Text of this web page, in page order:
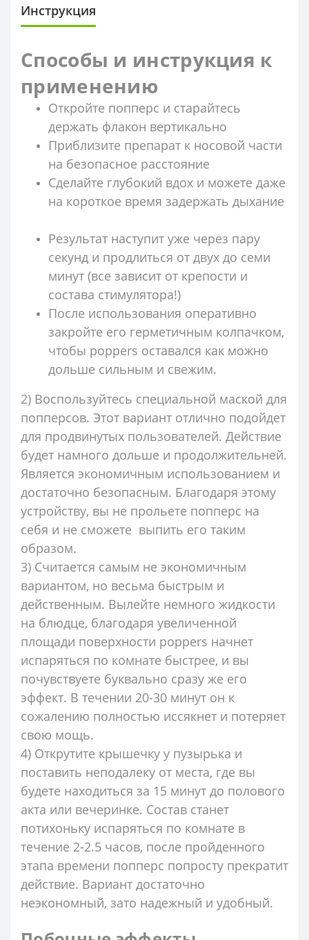
Инструкция
Способы и инструкция к
применению
Откройте попперс и старайтесь
держать флакон вертикально
Приблизите препарат к носовой части
на безопасное расстояние
Сделайте глубокий вдох и можете даже
на короткое время задержать дыхание
Результат наступит уже через пару
секунд и продлиться от двух до семи
минут (все зависит от крепости и
состава стимулятора!)
После использования оперативно
закройте его герметичным колпачком,
чтобы poppers оставался как можно
дольше сильным и свежим.
2) Воспользуйтесь специальной маской для
попперсов. Этот вариант отлично подойдет
для продвинутых пользователей. Действие
будет намного дольше и продолжительней.
Является экономичным использованием и
достаточно безопасным. Благодаря этому
устройству, вы не прольете попперс на
себя и не сможете выпить его таким
образом.
3) Считается самым не экономичным
вариантом, но весьма быстрым и
действенным. Вылейте немного жидкости
на блюдце, благодаря увеличенной
площади поверхности poppers начнет
испаряться по комнате быстрее, и вы
почувствуете буквально сразу же его
эффект. В течении 20-30 минут он к
сожалению полностью иссякнет и потеряет
свою мощь.
4) Открутите крышечку у пузырька и
поставить неподалеку от места, где вы
будете находиться за 15 минут до полового
акта или вечеринке. Состав станет
потихоньку испаряться по комнате в
течение 2-2.5 часов, после пройденного
этапа времени попперс попросту прекратит
действие. Вариант достаточно
неэкономный, зато надежный и удобный.